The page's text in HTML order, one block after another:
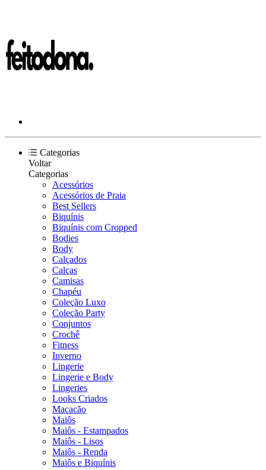
Categorias
Voltar
Categorias
Acessórios
Acessórios de Praia
Best Sellers
Biquínis
Biquínis com Cropped
Bodies
Body
Calçados
Calças
Camisas
Chapéu
Coleção Luxo
Coleção Party
Conjuntos
Crochê
Fitness
Inverno
Lingerie
Lingerie e Body
Lingeries
Looks Criados
Macacão
Maiôs
Maiôs - Estampados
Maiôs - Lisos
Maiôs - Renda
Maiôs e Biquínis